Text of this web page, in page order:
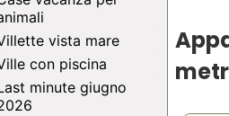
vista mare
con piscina
minute giugno